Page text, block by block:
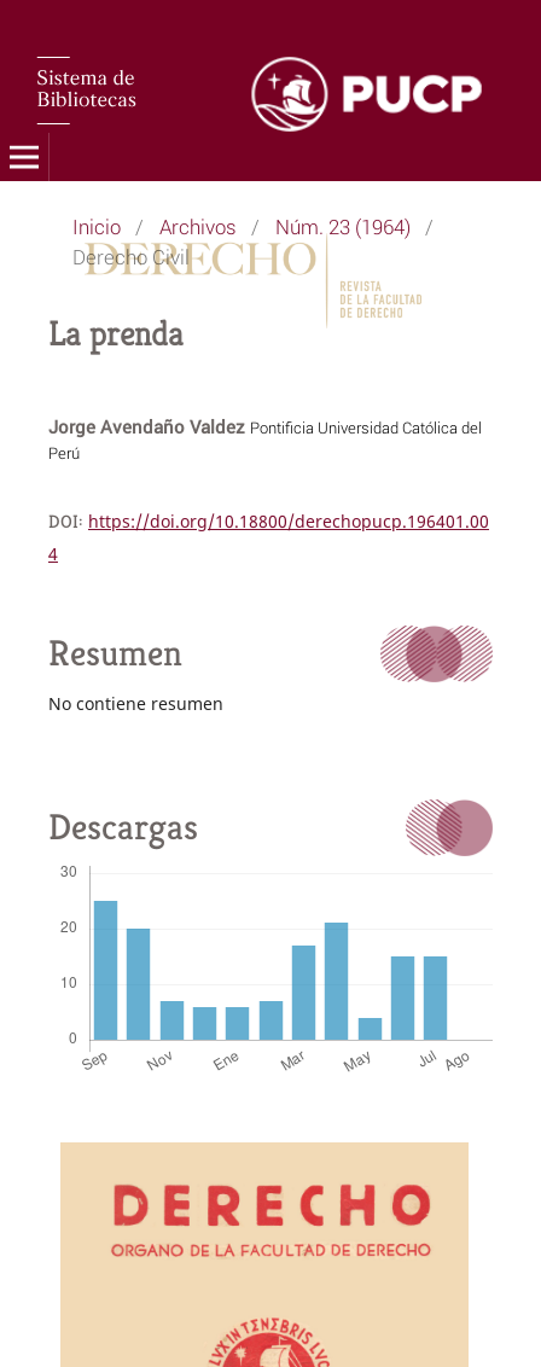
Inicio / Archivos / Núm. 23 (1964) /
Derecho Civil
La prenda
Jorge Avendaño Valdez Pontificia Universidad Católica del
Perú
DOI: https://doi.org/10.18800/derechopucp.196401.00
4
Resumen
No contiene resumen
Descargas